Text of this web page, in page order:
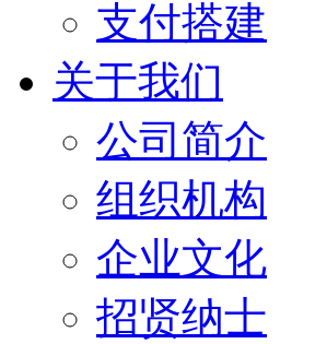
支付搭建
关于我们
公司简介
组织机构
企业文化
招贤纳士